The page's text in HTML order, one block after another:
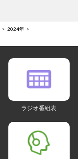
2024年
ラジオ番組表